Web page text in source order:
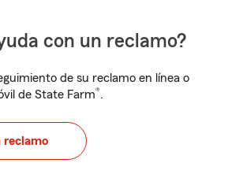
con un reclamo?
de su reclamo en línea o
de State Farm®.
reclamo